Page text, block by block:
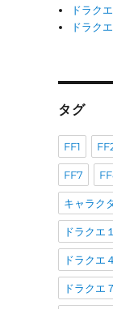
ドラク
ドラク
タグ
FF1
FF7
キャラク
ドラクエ１
ドラクエ４
ドラクエ７